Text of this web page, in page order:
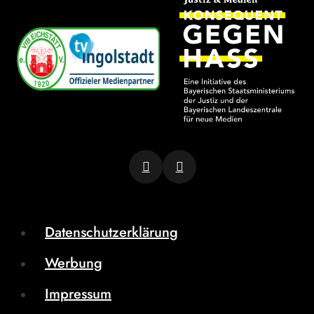
Datenschutzerklärung
Werbung
Impressum